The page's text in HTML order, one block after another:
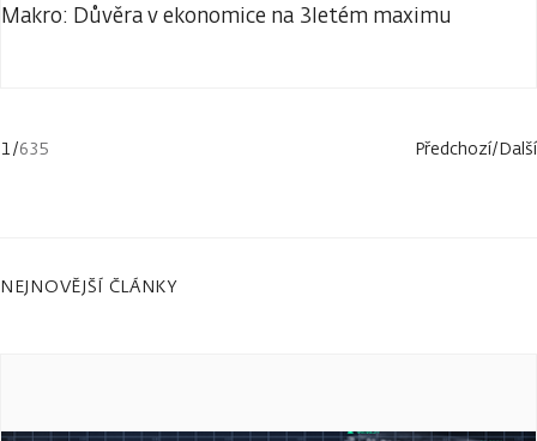
Makro: Důvěra v ekonomice na 3letém maximu
1/635 Předchozí/Další
NEJNOVĚJŠÍ ČLÁNKY